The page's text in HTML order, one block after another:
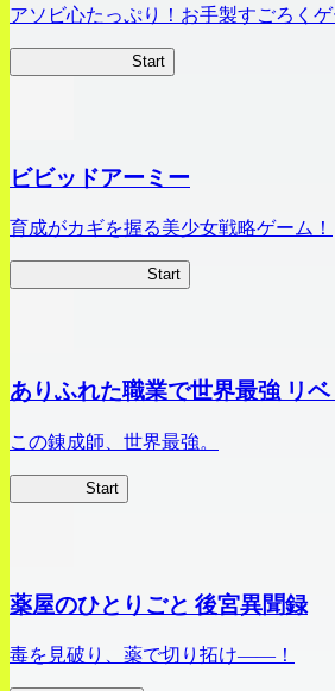
アソビ心たっぷり！お手製すごろく
Start
ビビッドアーミー
育成がカギを握る美少女戦略ゲーム！
Start
ありふれた職業で世界最強 リ
この錬成師、世界最強。
Start
薬屋のひとりごと 後宮異聞録
毒を見破り、薬で切り拓け――！